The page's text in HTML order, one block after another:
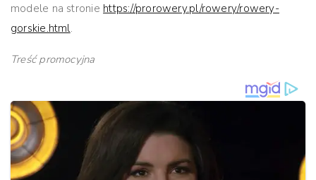
modele na stronie https://prorowery.pl/rowery/rowery-
gorskie.html.
Treść promocyjna